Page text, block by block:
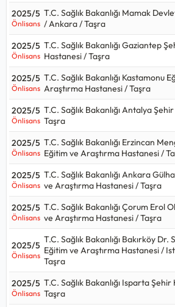
Sağlık Teknikeri - Patolojik Anatomi
ilanlarına bakıldığındaÖnlisans
yapıldığı görülüyor.
türünden alıyor sorusunun cevabı eğitim
değişmektedir.
Lisans düzeyinde alım yaparsa:Kpss
Önlisans düzeyinde alım yaparsa:
Ortaöğretim düzeyinde alım
Kpss sınavı ile hangi kurumlar Sağlık
Anatomi alıyor, Sağlık Teknikeri -
puan gerekir, kpss Sağlık Teknikeri -
kontenjanı ne kadar sorularının
bulabilirsiniz.
Sağlık Teknikeri - Patolojik Anatomi
67.000 TL - 74.000 TLolup, 2026
sağlık teknikeri başlangıç maaşıdır.
2025/5
Önlisans
T.C. Sağlık Bakanlığı Mamak
/ Ankara / Taşra
2025/5
Önlisans
T.C. Sağlık Bakanlığı Gaziantep
Hastanesi / Taşra
2025/5
Önlisans
T.C. Sağlık Bakanlığı Kastamonu
Araştırma Hastanesi / Taşra
2025/5
Önlisans
T.C. Sağlık Bakanlığı Antalya
Taşra
2025/5
Önlisans
T.C. Sağlık Bakanlığı Erzincan
Eğitim ve Araştırma Hastanesi /
2025/5
Önlisans
T.C. Sağlık Bakanlığı Ankara
ve Araştırma Hastanesi / Taşra
2025/5
Önlisans
T.C. Sağlık Bakanlığı Çorum Erol
ve Araştırma Hastanesi / Taşra
2025/5
Önlisans
T.C. Sağlık Bakanlığı Bakırköy Dr.
Eğitim ve Araştırma Hastanesi /
Taşra
2025/5
Önlisans
T.C. Sağlık Bakanlığı Isparta
Taşra